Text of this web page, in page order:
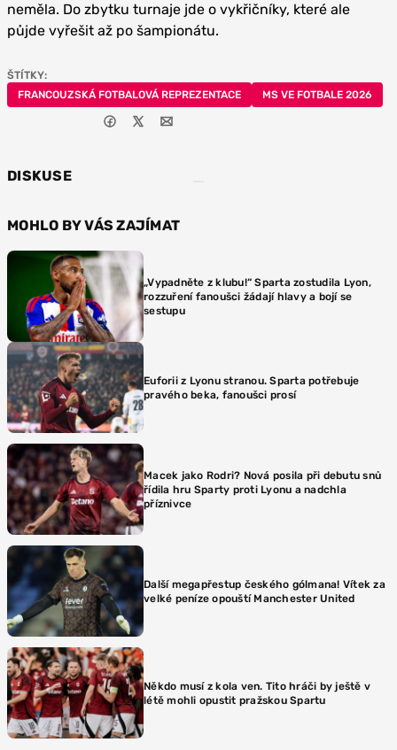
neměla. Do zbytku turnaje jde o vykřičníky, které ale
půjde vyřešit až po šampionátu.
ŠTÍTKY:
FRANCOUZSKÁ FOTBALOVÁ REPREZENTACE
MS VE FOTBALE 2026
DISKUSE
MOHLO BY VÁS ZAJÍMAT
„Vypadněte z klubu!“ Sparta zostudila Lyon,
rozzuření fanoušci žádají hlavy a bojí se
sestupu
Euforii z Lyonu stranou. Sparta potřebuje
pravého beka, fanoušci prosí
Macek jako Rodri? Nová posila při debutu snů
řídila hru Sparty proti Lyonu a nadchla
příznivce
Další megapřestup českého gólmana! Vítek za
velké peníze opouští Manchester United
Někdo musí z kola ven. Tito hráči by ještě v
létě mohli opustit pražskou Spartu